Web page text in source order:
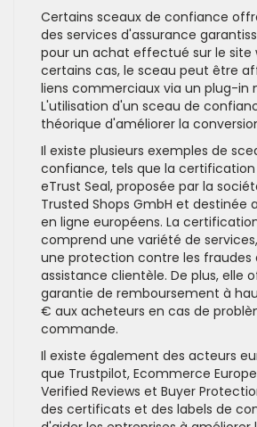
Certains sceaux de confiance
des services d'assurance
pour un achat effectué sur le site
certains cas, le sceau peut être
liens commerciaux via un plug-in
L'utilisation d'un sceau de
théorique d'améliorer la
Il existe plusieurs exemples de
confiance, tels que la
eTrust Seal, proposée par la
Trusted Shops GmbH et destinée
en ligne européens. La
comprend une variété de
une protection contre les fraudes
assistance clientèle. De plus, elle
garantie de remboursement à
€ aux acheteurs en cas de
commande.
Il existe également des acteurs
que Trustpilot, Ecommerce
Verified Reviews et Buyer
des certificats et des labels de